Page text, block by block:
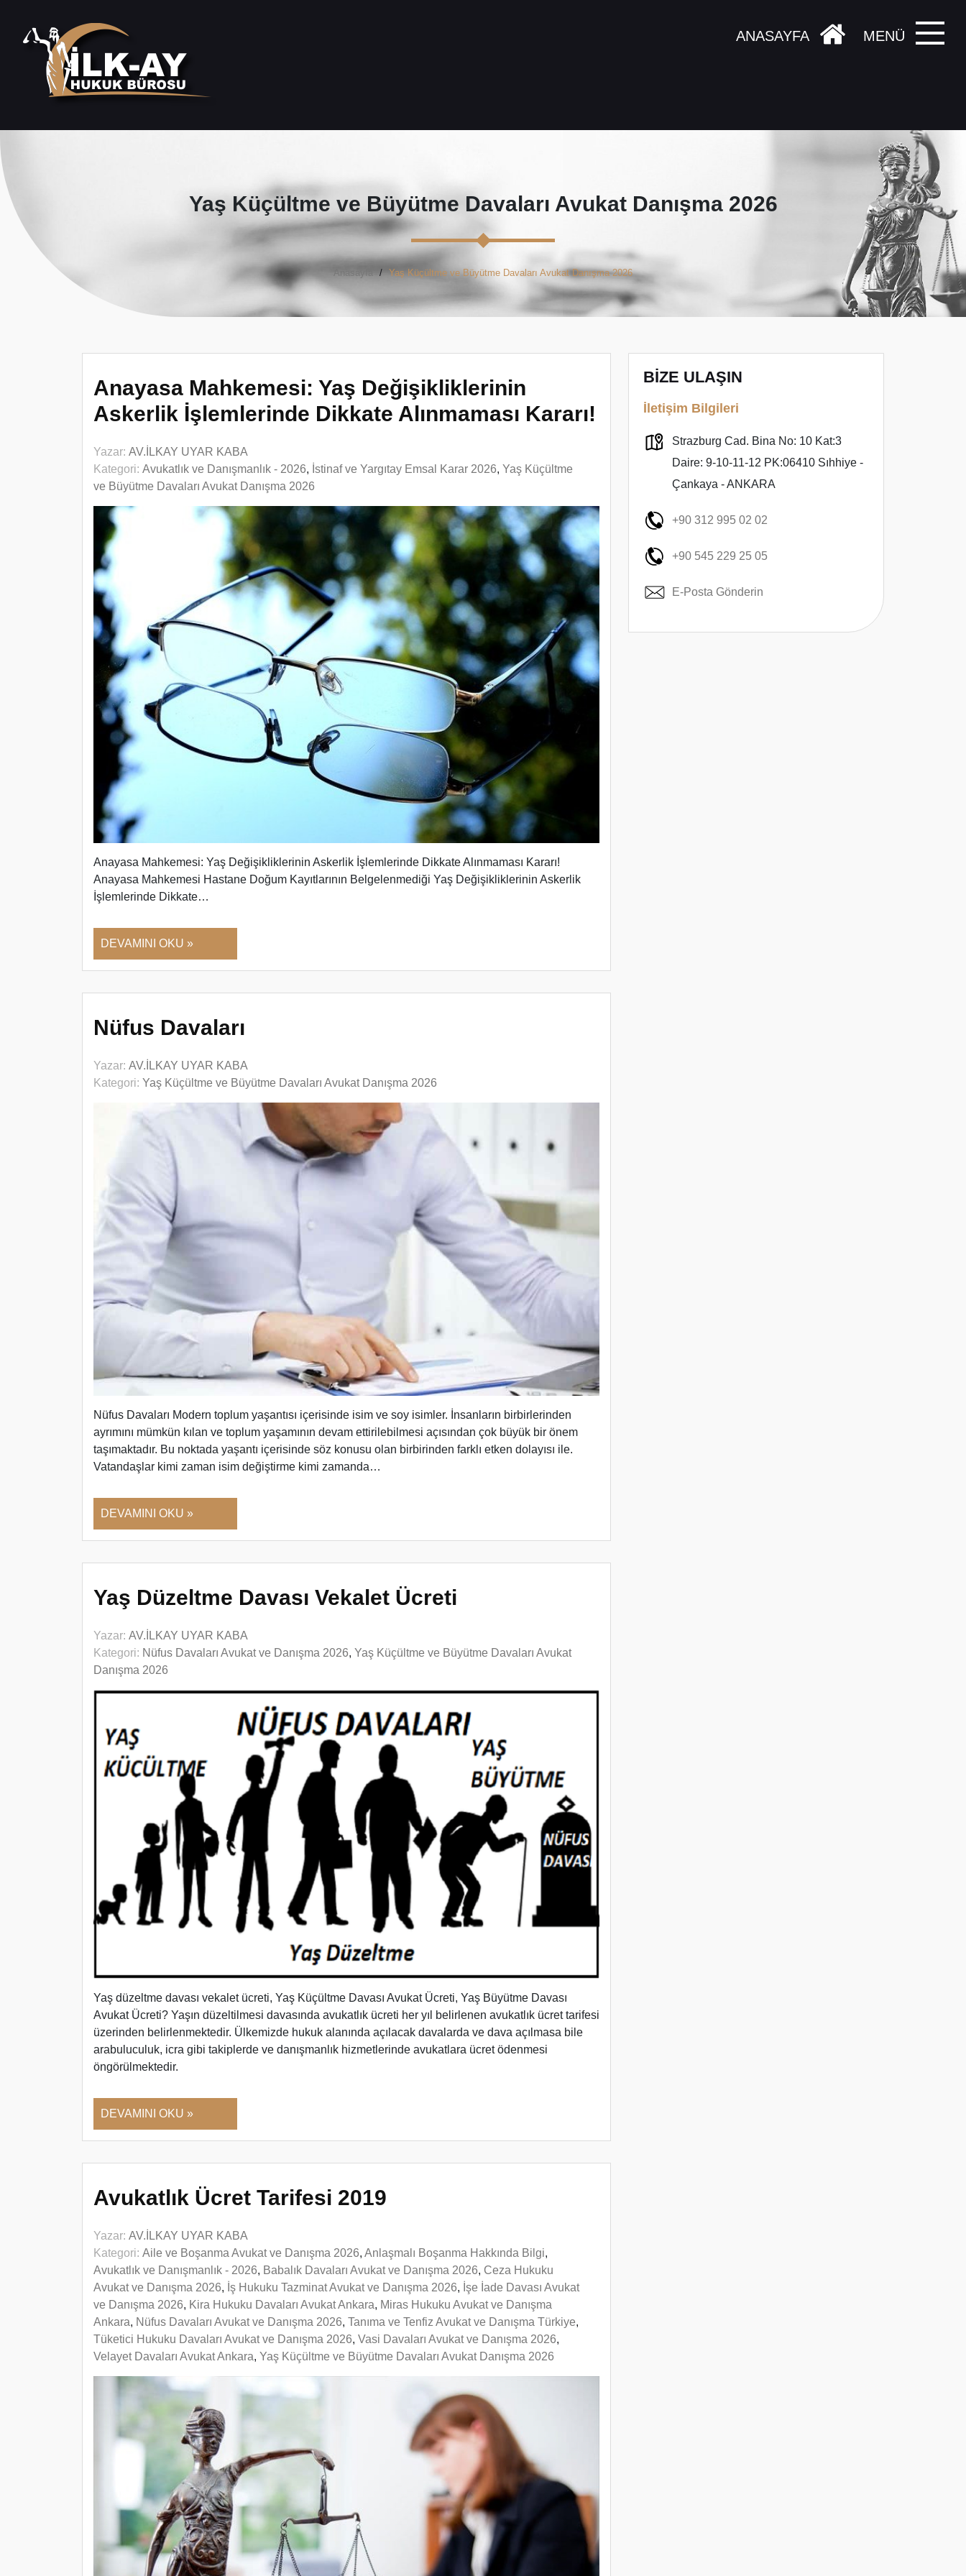
MENÜ
ANASAYFA
Yaş Küçültme ve Büyütme Davaları Avukat Danışma 2026
Anasayfa Yaş Küçültme ve Büyütme Davaları Avukat Danışma 2026
Anayasa Mahkemesi: Yaş Değişikliklerinin
Askerlik İşlemlerinde Dikkate Alınmaması Kararı!
Yazar: AV.İLKAY UYAR KABA
Kategori: Avukatlık ve Danışmanlık - 2026, İstinaf ve Yargıtay Emsal Karar 2026, Yaş Küçültme
ve Büyütme Davaları Avukat Danışma 2026
Anayasa Mahkemesi: Yaş Değişikliklerinin Askerlik İşlemlerinde Dikkate Alınmaması Kararı!
Anayasa Mahkemesi Hastane Doğum Kayıtlarının Belgelenmediği Yaş Değişikliklerinin Askerlik
İşlemlerinde Dikkate…
DEVAMINI OKU »
Nüfus Davaları
Yazar: AV.İLKAY UYAR KABA
Kategori: Yaş Küçültme ve Büyütme Davaları Avukat Danışma 2026
Nüfus Davaları Modern toplum yaşantısı içerisinde isim ve soy isimler. İnsanların birbirlerinden
ayrımını mümkün kılan ve toplum yaşamının devam ettirilebilmesi açısından çok büyük bir önem
taşımaktadır. Bu noktada yaşantı içerisinde söz konusu olan birbirinden farklı etken dolayısı ile.
Vatandaşlar kimi zaman isim değiştirme kimi zamanda…
DEVAMINI OKU »
Yaş Düzeltme Davası Vekalet Ücreti
Yazar: AV.İLKAY UYAR KABA
Kategori: Nüfus Davaları Avukat ve Danışma 2026, Yaş Küçültme ve Büyütme Davaları Avukat
Danışma 2026
Yaş düzeltme davası vekalet ücreti, Yaş Küçültme Davası Avukat Ücreti, Yaş Büyütme Davası
Avukat Ücreti? Yaşın düzeltilmesi davasında avukatlık ücreti her yıl belirlenen avukatlık ücret tarifesi
üzerinden belirlenmektedir. Ülkemizde hukuk alanında açılacak davalarda ve dava açılmasa bile
arabuluculuk, icra gibi takiplerde ve danışmanlık hizmetlerinde avukatlara ücret ödenmesi
öngörülmektedir.
DEVAMINI OKU »
Avukatlık Ücret Tarifesi 2019
Yazar: AV.İLKAY UYAR KABA
Kategori: Aile ve Boşanma Avukat ve Danışma 2026, Anlaşmalı Boşanma Hakkında Bilgi,
Avukatlık ve Danışmanlık - 2026, Babalık Davaları Avukat ve Danışma 2026, Ceza Hukuku
Avukat ve Danışma 2026, İş Hukuku Tazminat Avukat ve Danışma 2026, İşe İade Davası Avukat
ve Danışma 2026, Kira Hukuku Davaları Avukat Ankara, Miras Hukuku Avukat ve Danışma
Ankara, Nüfus Davaları Avukat ve Danışma 2026, Tanıma ve Tenfiz Avukat ve Danışma Türkiye,
Tüketici Hukuku Davaları Avukat ve Danışma 2026, Vasi Davaları Avukat ve Danışma 2026,
Velayet Davaları Avukat Ankara, Yaş Küçültme ve Büyütme Davaları Avukat Danışma 2026
BİZE ULAŞIN
İletişim Bilgileri
Strazburg Cad. Bina No: 10 Kat:3
Daire: 9-10-11-12 PK:06410 Sıhhiye -
Çankaya - ANKARA
+90 312 995 02 02
+90 545 229 25 05
E-Posta Gönderin